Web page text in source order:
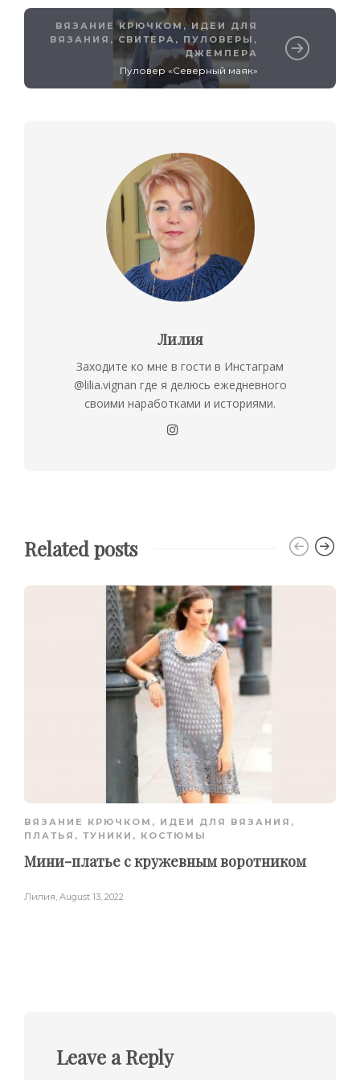
ВЯЗАНИЕ КРЮЧКОМ,ИДЕИ ДЛЯ
ВЯЗАНИЯ , СВИТЕРА, ПУЛОВЕРЫ,
ДЖЕМПЕРА
Пуловер «Северный маяк»
Лилия
Заходите ко мне в гости в Инстаграм
@lilia.vignan где я делюсь ежедневного
своими наработками и историями.
Related posts
ВЯЗАНИЕ КРЮЧКОМ , ИДЕИ ДЛЯ ВЯЗАНИЯ ,
ПЛАТЬЯ, ТУНИКИ, КОСТЮМЫ
Мини-платье с кружевным воротником
Лилия, August 13, 2022
Leave a Reply